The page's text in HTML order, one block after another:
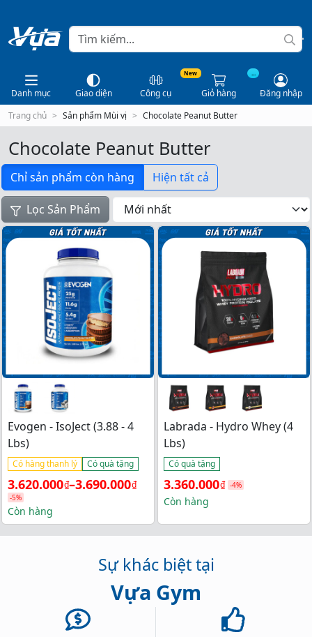
Danh mục Giao diện
New
Công cụ
...
Giỏ hàng
Đăng nhập
Trang chủ
Sản phẩm Mùi vị Chocolate Peanut Butter
Chocolate Peanut Butter
Chỉ sản phẩm còn hàng Hiện tất cả
Lọc Sản Phẩm
Evogen - IsoJect (3.88 - 4
Lbs)
Có hàng thanh lý Có quà tặng
3.620.000₫–3.690.000₫
Khoảng
giá:
từ
3.620.000₫
-5%
Còn hàng
Labrada - Hydro Whey (4
Lbs)
Có quà tặng
Giá
gốc
là:
3.500.000₫.
3.360.000₫
Giá
hiện
tại
là:
3.360.000₫.
-4%
Còn hàng
Sự khác biệt tại
Vựa Gym